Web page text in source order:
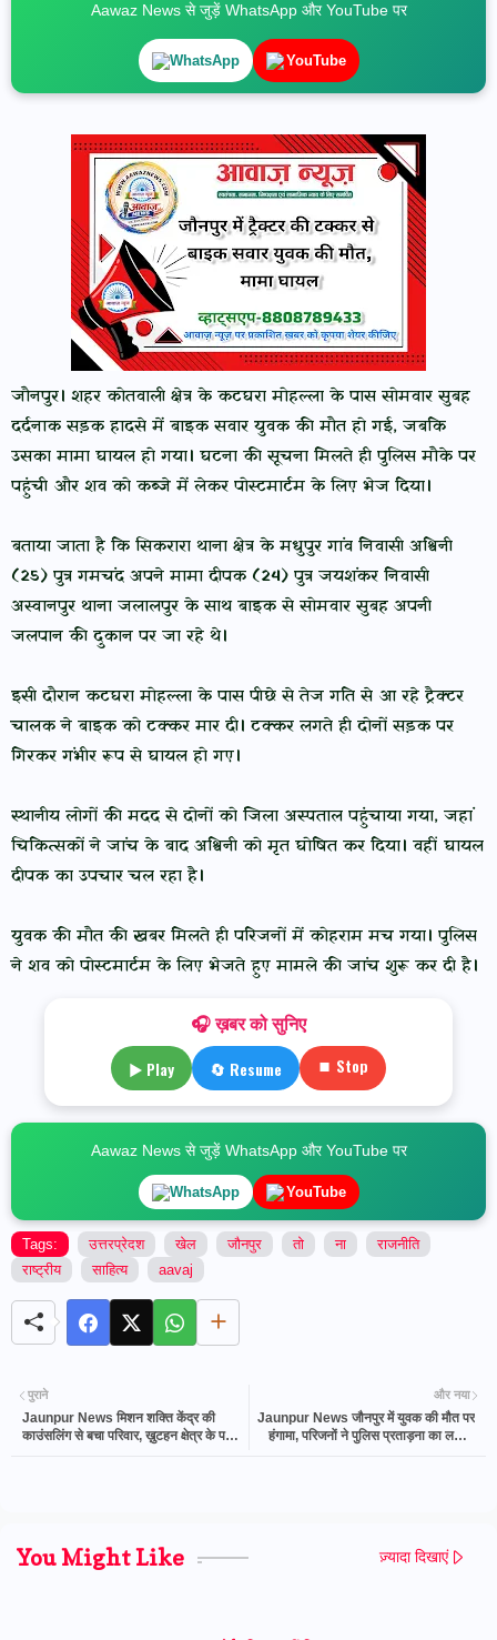
Aawaz News से जुड़ें WhatsApp और YouTube पर
WhatsApp YouTube
जौनपुर। शहर कोतवाली क्षेत्र के कटघरा मोहल्ला के पास सोमवार सुबह
दर्दनाक सड़क हादसे में बाइक सवार युवक की मौत हो गई, जबकि
उसका मामा घायल हो गया। घटना की सूचना मिलते ही पुलिस मौके पर
पहुंची और शव को कब्जे में लेकर पोस्टमार्टम के लिए भेज दिया।
बताया जाता है कि सिकरारा थाना क्षेत्र के मधुपुर गांव निवासी अश्विनी
(25) पुत्र गमचंद अपने मामा दीपक (24) पुत्र जयशंकर निवासी
अस्वानपुर थाना जलालपुर के साथ बाइक से सोमवार सुबह अपनी
जलपान की दुकान पर जा रहे थे।
इसी दौरान कटघरा मोहल्ला के पास पीछे से तेज गति से आ रहे ट्रैक्टर
चालक ने बाइक को टक्कर मार दी। टक्कर लगते ही दोनों सड़क पर
गिरकर गंभीर रूप से घायल हो गए।
स्थानीय लोगों की मदद से दोनों को जिला अस्पताल पहुंचाया गया, जहां
चिकित्सकों ने जांच के बाद अश्विनी को मृत घोषित कर दिया। वहीं घायल
दीपक का उपचार चल रहा है।
युवक की मौत की खबर मिलते ही परिजनों में कोहराम मच गया। पुलिस
ने शव को पोस्टमार्टम के लिए भेजते हुए मामले की जांच शुरू कर दी है।
🎧 ख़बर को सुनिए
▶ Play 🔄 Resume ⏹ Stop
Aawaz News से जुड़ें WhatsApp और YouTube पर
WhatsApp YouTube
Tags: उत्तरप्रेदश खेल जौनपुर तो ना
राजनीति
राष्ट्रीय
साहित्य aavaj
और नया
Jaunpur News जौनपुर में युवक की मौत पर
हंगामा, परिजनों ने पुलिस प्रताड़ना का लगाया
पुराने
Jaunpur News मिशन शक्ति केंद्र की
काउंसलिंग से बचा परिवार, ख़ुटहन क्षेत्र के पति-
You Might Like ज़्यादा दिखाएं